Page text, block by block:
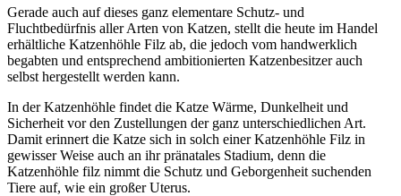
Gerade auch auf dieses ganz elementare Schutz- und
Fluchtbedürfnis aller Arten von Katzen, stellt die heute im Handel
erhältliche Katzenhöhle Filz ab, die jedoch vom handwerklich
begabten und entsprechend ambitionierten Katzenbesitzer auch
selbst hergestellt werden kann.
In der Katzenhöhle findet die Katze Wärme, Dunkelheit und
Sicherheit vor den Zustellungen der ganz unterschiedlichen Art.
Damit erinnert die Katze sich in solch einer Katzenhöhle Filz in
gewisser Weise auch an ihr pränatales Stadium, denn die
Katzenhöhle filz nimmt die Schutz und Geborgenheit suchenden
Tiere auf, wie ein großer Uterus.